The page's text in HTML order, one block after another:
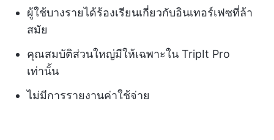
ผู้ใช้บางรายได้ร้องเรียนเกี่ยวกับอินเทอร์เฟซที่ล้า
สมัย
คุณสมบัติส่วนใหญ่มีให้เฉพาะใน TripIt Pro
เท่านั้น
ไม่มีการรายงานค่าใช้จ่าย